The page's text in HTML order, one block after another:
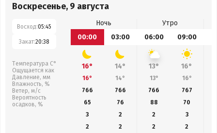
Воскресенье, 9 августа
Восход:05:45
Закат:20:38
Температура С°
Ощущается как
Давление, мм
Влажность, %
Ветер, м/с
Вероятность
осадков, %
Ночь
Утро
00:00
03:00 06:00 09:00
16° 14° 13° 16°
16° 14° 13° 16°
766
766 766 767
65
76 88 70
3
2 2
3
2
2 2 2